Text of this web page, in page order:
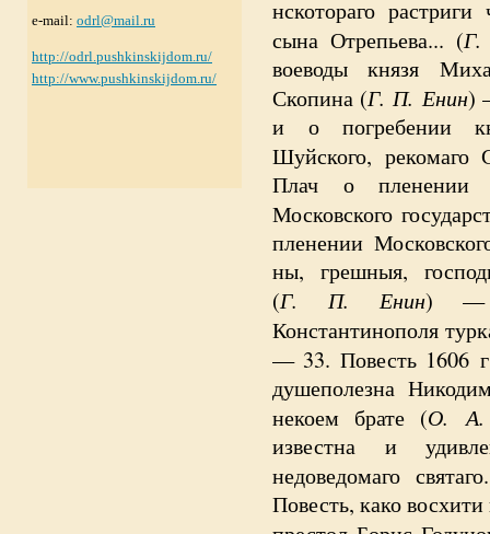
e-mail: odrl@mail.ru
http://odrl.pushkinskijdom.ru/
http://www.pushkinskijdom.ru/
нскотораго
сына Отрепьева... (
воеводы князя
Скопина (Г. П. Енин)
и о погребении
Шуйского, рекомаго
Плач о пленении
Московского
пленении
ны, грешныя,
(Г. П. Енин) —
Константинополя
— 33. Повесть 1606
душеполезна
некоем брате (О. А.
известна и
недоведомаго
Повесть, како